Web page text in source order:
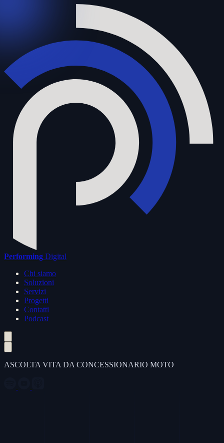
Performing Digital
Chi siamo
Soluzioni
Servizi
Progetti
Contatti
Podcast
ASCOLTA VITA DA CONCESSIONARIO MOTO